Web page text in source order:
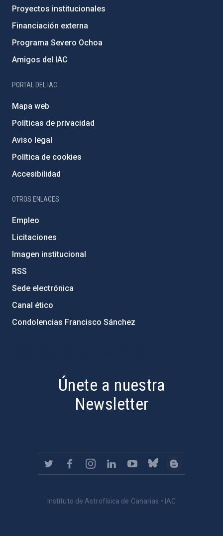
Proyectos institucionales
Financiación externa
Programa Severo Ochoa
Amigos del IAC
PORTAL DEL IAC
Mapa web
Políticas de privacidad
Aviso legal
Política de cookies
Accesibilidad
OTROS ENLACES
Empleo
Licitaciones
Imagen institucional
RSS
Sede electrónica
Canal ético
Condolencias Francisco Sánchez
Únete a nuestra
Newsletter
Instituto de Astrofísica de Canarias • IAC